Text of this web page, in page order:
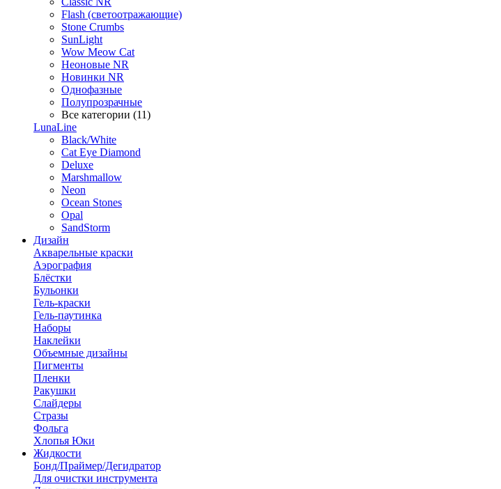
Flash (светоотражающие)
Stone Crumbs
SunLight
Wow Meow Cat
Неоновые NR
Новинки NR
Однофазные
Полупрозрачные
Все категории (11)
LunaLine
Black/White
Cat Eye Diamond
Deluxe
Marshmallow
Neon
Ocean Stones
Opal
SandStorm
Дизайн
Акварельные краски
Аэрография
Блёстки
Бульонки
Гель-краски
Гель-паутинка
Наборы
Наклейки
Объемные дизайны
Пигменты
Пленки
Ракушки
Слайдеры
Стразы
Фольга
Хлопья Юки
Жидкости
Бонд/Праймер/Дегидратор
Для очистки инструмента